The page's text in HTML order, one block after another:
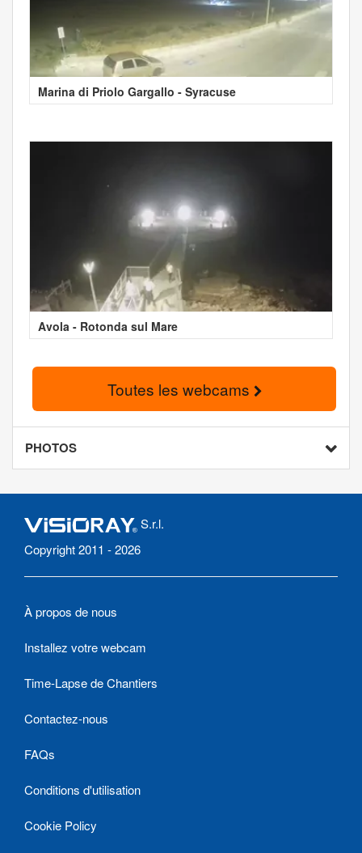
Marina di Priolo Gargallo - Syracuse
Avola - Rotonda sul Mare
Toutes les webcams
PHOTOS
S.r.l.
Copyright 2011 - 2026
À propos de nous
Installez votre webcam
Time-Lapse de Chantiers
Contactez-nous
FAQs
Conditions d'utilisation
Cookie Policy